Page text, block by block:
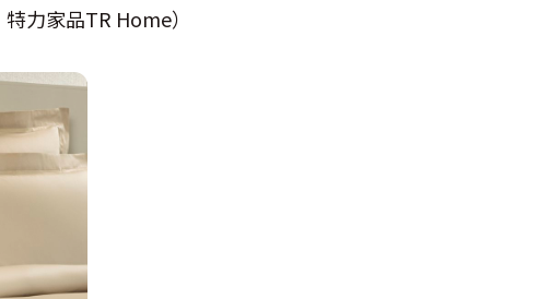
特力家品TR Home）